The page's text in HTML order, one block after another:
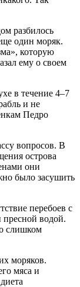
разбилось
один моряк.
которую
ему о своем
в течение 4–7
и не
Педро
вопросов. В
острова
они
было засушить
перебоев с
пресной водой.
слишком
моряков.
мяса и